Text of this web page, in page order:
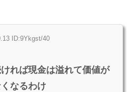
ID:9Ykgst/40
れば現金は溢れて価値が
なるわけ